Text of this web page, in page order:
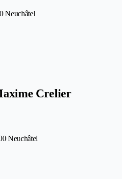
Neuchâtel
Crelier
Neuchâtel